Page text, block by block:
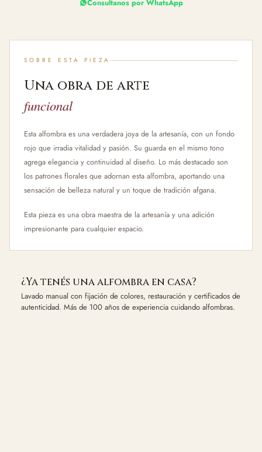
Consultanos por WhatsApp
SOBRE ESTA PIEZA
Una obra de arte
funcional
Esta alfombra es una verdadera joya de la artesanía, con un fondo
rojo que irradia vitalidad y pasión. Su guarda en el mismo tono
agrega elegancia y continuidad al diseño. Lo más destacado son
los patrones florales que adornan esta alfombra, aportando una
sensación de belleza natural y un toque de tradición afgana.
Esta pieza es una obra maestra de la artesanía y una adición
impresionante para cualquier espacio.
¿Ya tenés una alfombra en casa?
Lavado manual con fijación de colores, restauración y certificados de
autenticidad. Más de 100 años de experiencia cuidando alfombras.